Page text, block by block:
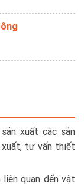
xuất các sản
tư vấn thiết
quan đến vật